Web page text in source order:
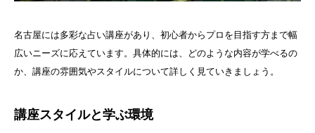
名古屋には多彩な占い講座があり、初心者からプロを目指す方まで幅
広いニーズに応えています。具体的には、どのような内容が学べるの
か、講座の雰囲気やスタイルについて詳しく見ていきましょう。
講座スタイルと学ぶ環境